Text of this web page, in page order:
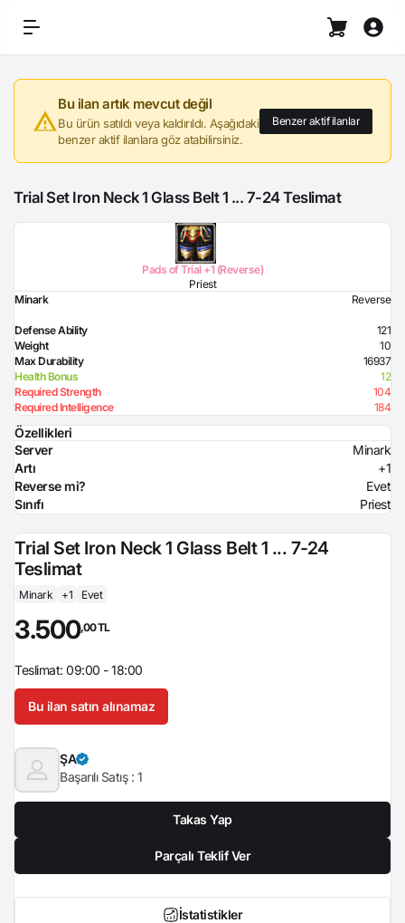
Bu ilan artık mevcut değil
Bu ürün satıldı veya kaldırıldı. Aşağıdaki
benzer aktif ilanlara göz atabilirsiniz.
Benzer aktif ilanlar
Trial Set Iron Neck 1 Glass Belt 1 ... 7-24 Teslimat
Pads of Trial +1 (Reverse)
Priest
Minark
Reverse
Defense Ability
121
Weight
10
Max Durability
16937
Health Bonus
12
Required Strength
104
Required Intelligence
184
Özellikleri
Server
Minark
Artı
+1
Reverse mi?
Evet
Sınıfı
Priest
Trial Set Iron Neck 1 Glass Belt 1 ... 7-24
Teslimat
Minark +1 Evet
3.500,00 TL
Teslimat: 09:00 - 18:00
Bu ilan satın alınamaz
ŞA
Başarılı Satış : 1
Takas Yap
Parçalı Teklif Ver
İstatistikler